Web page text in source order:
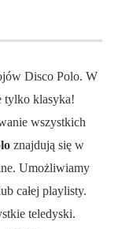
Disco Polo. W
tylko klasyka!
wszystkich
znajdują się w
Umożliwiamy
całej playlisty.
teledyski.